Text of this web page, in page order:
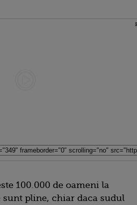
100.000 de oameni la
pline, chiar daca sudul